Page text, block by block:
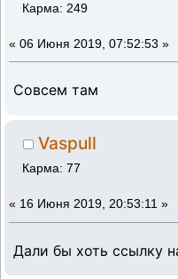
Карма: 249
« 06 Июня 2019, 07:52:53 »
Совсем там
Vaspull
Карма: 77
« 16 Июня 2019, 20:53:11 »
Дали бы хоть ссылку